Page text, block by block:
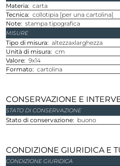
Materia
carta
Tecnica
collotipia [per una cartolina]
Note stampa tipografica
MISURE
Tipo di misura
altezzaxlarghezza
Unità di misura
cm
Valore 9x14
Formato
cartolina
CONSERVAZIONE E
STATO DI CONSERVAZIONE
Stato di conservazione buono
CONDIZIONE GIURIDICA E
CONDIZIONE GIURIDICA